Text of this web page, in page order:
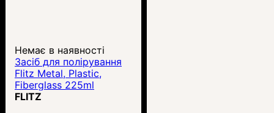
Немає в наявності
Засіб для полірування
Flitz Metal, Plastic,
Fiberglass 225ml
FLITZ